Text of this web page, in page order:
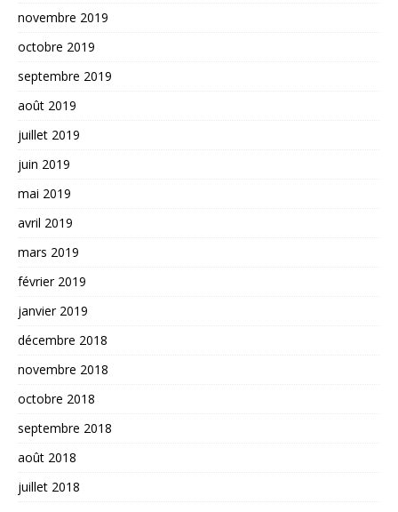
novembre 2019
octobre 2019
septembre 2019
août 2019
juillet 2019
juin 2019
mai 2019
avril 2019
mars 2019
février 2019
janvier 2019
décembre 2018
novembre 2018
octobre 2018
septembre 2018
août 2018
juillet 2018